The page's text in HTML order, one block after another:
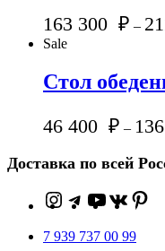
163 300 ₽ –
Sale
Стол
46 400 ₽ –
Доставка по всей
7 939 737 00 99